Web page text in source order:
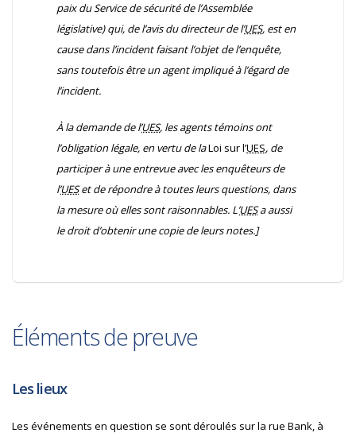
paix du Service de sécurité de l’Assemblée
législative) qui, de l’avis du directeur de l’UES, est en
cause dans l’incident faisant l’objet de l’enquête,
sans toutefois être un agent impliqué à l’égard de
l’incident.
À la demande de l’UES, les agents témoins ont
l’obligation légale, en vertu de laLoi sur l’UES, de
participer à une entrevue avec les enquêteurs de
l’UESet de répondre à toutes leurs questions, dans
la mesure où elles sont raisonnables. L’UESa aussi
le droit d’obtenir une copie de leurs notes.]
Éléments de preuve
Les lieux
Les événements en question se sont déroulés sur la rue Bank, à